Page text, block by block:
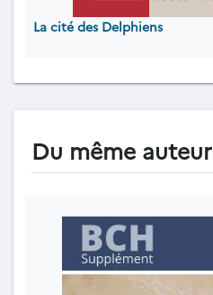
La cité des Delphiens
Du même auteur